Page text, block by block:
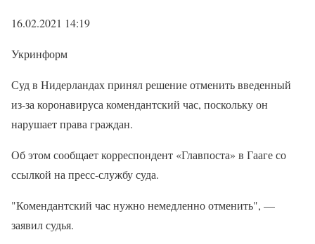
16.02.2021 14:19
Укринформ
Суд в Нидерландах принял решение отменить введенный
из-за коронавируса комендантский час, поскольку он
нарушает права граждан.
Об этом сообщает корреспондент «Главпоста» в Гааге со
ссылкой на пресс-службу суда.
"Комендантский час нужно немедленно отменить", —
заявил судья.